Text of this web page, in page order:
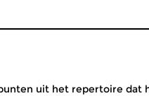
uit het repertoire dat